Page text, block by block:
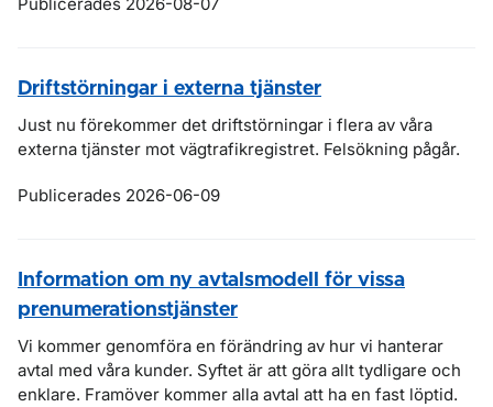
Driftstörningar i externa tjänster
Just nu förekommer det driftstörningar i flera av våra
externa tjänster mot vägtrafikregistret. Felsökning pågår.
Publicerades 2026-06-09
Information om ny avtalsmodell för vissa
prenumerationstjänster
Vi kommer genomföra en förändring av hur vi hanterar
avtal med våra kunder. Syftet är att göra allt tydligare och
enklare. Framöver kommer alla avtal att ha en fast löptid.